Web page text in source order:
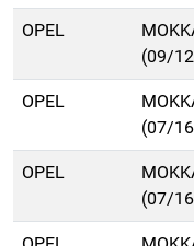
OPEL
(09/
OPEL
(07/
OPEL
(07/